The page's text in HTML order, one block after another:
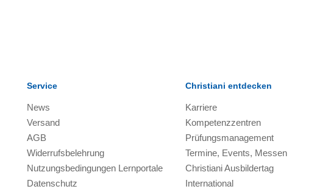
Service
News
Versand
AGB
Widerrufsbelehrung
Nutzungsbedingungen Lernportale
Datenschutz
Christiani entdecken
Karriere
Kompetenzzentren
Prüfungsmanagement
Termine, Events, Messen
Christiani Ausbildertag
International